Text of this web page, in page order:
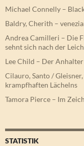
Michael Connelly –
Baldry, Cherith –
Andrea Camilleri – Die
sehnt sich nach der
Lee Child – Der Anhalter
Cilauro, Santo /
krampfhaften Lächelns
Tamora Pierce – Im
STATISTIK